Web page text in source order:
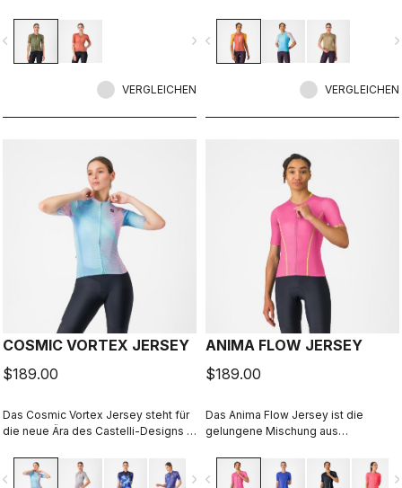
von Gravel-Fahrern, die alles aus
ihrer Ausrüstung herausholen
möchten, ohne dabei den Geist des
navigate_next
VERGLEICHEN
navigate_before
VERGLEICHEN
COSMIC VORTEX JERSEY
$189.00
Das Cosmic Vortex Jersey steht für
die neue Ära des Castelli-Designs −
Hochleistung geboren.
navigate_next
ANIMA FLOW JERSEY
$189.00
Das Anima Flow Jersey ist die
gelungene Mischung aus
zeitlosem Stil
navigate_before